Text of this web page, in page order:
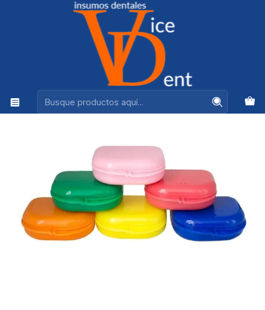
Ventas +56944575313
DESECHABLES
CAJAS PORTA MODELO PLASDENT CHROMA 2000